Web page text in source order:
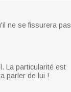
ne se fissurera pas
La particularité est
parler de lui !